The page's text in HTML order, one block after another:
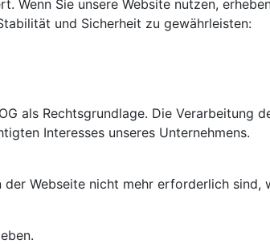
Wenn Sie unsere Website nutzen,
und Sicherheit zu gewährleisten:
als Rechtsgrundlage. Die Verarbeitung
Interesses unseres Unternehmens.
Webseite nicht mehr erforderlich sind,